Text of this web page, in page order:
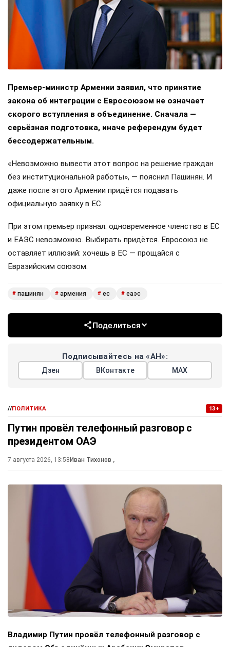
Премьер-министр Армении заявил, что принятие
закона об интеграции с Евросоюзом не означает
скорого вступления в объединение. Сначала —
серьёзная подготовка, иначе референдум будет
бессодержательным.
«Невозможно вывести этот вопрос на решение граждан
без институциональной работы», — пояснил Пашинян. И
даже после этого Армении придётся подавать
официальную заявку в ЕС.
При этом премьер признал: одновременное членство в ЕС
и ЕАЭС невозможно. Выбирать придётся. Евросоюз не
оставляет иллюзий: хочешь в ЕС — прощайся с
Евразийским союзом.
# пашинян # армения # ес # еаэс
Поделиться
Подписывайтесь на «АН»:
Дзен ВКонтакте МАХ
//ПОЛИТИКА 13+
Путин провёл телефонный разговор с
президентом ОАЭ
7 августа 2026, 13:58Иван Тихонов ,
Владимир Путин провёл телефонный разговор с